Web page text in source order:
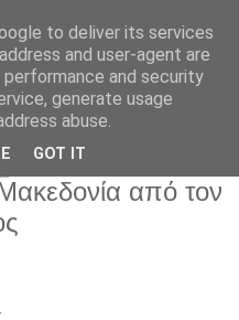
από τον
to deliver its services
and user-agent are
and security
generate usage
abuse.
GOT IT